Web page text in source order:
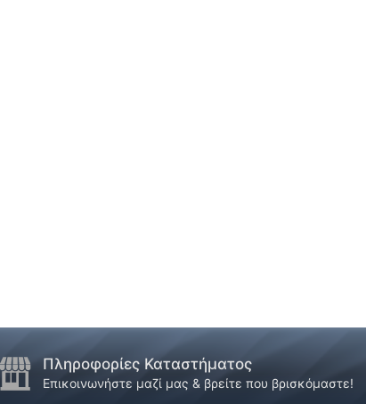
Πληροφορίες Καταστήματος
Επικοινωνήστε μαζί μας & βρείτε που βρισκόμαστε!